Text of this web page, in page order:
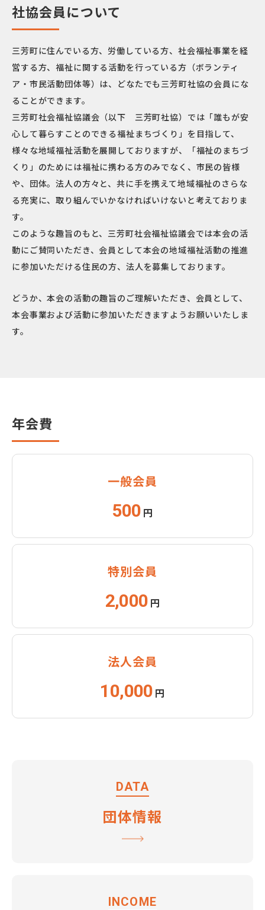
社協会員について
三芳町に住んでいる方、労働している方、社会福祉事業を経
営する方、福祉に関する活動を行っている方（ボランティ
ア・市民活動団体等）は、どなたでも三芳町社協の会員にな
ることができます。
三芳町社会福祉協議会（以下 三芳町社協）では「誰もが安
心して暮らすことのできる福祉まちづくり」を目指して、
様々な地域福祉活動を展開しておりますが、「福祉のまちづ
くり」のためには福祉に携わる方のみでなく、市民の皆様
や、団体。法人の方々と、共に手を携えて地域福祉のさらな
る充実に、取り組んでいかなければいけないと考えておりま
す。
このような趣旨のもと、三芳町社会福祉協議会では本会の活
動にご賛同いただき、会員として本会の地域福祉活動の推進
に参加いただける住民の方、法人を募集しております。
どうか、本会の活動の趣旨のご理解いただき、会員として、
本会事業および活動に参加いただきますようお願いいたしま
す。
年会費
一般会員
500 円
特別会員
2,000 円
法人会員
10,000 円
DATA
団体情報
INCOME